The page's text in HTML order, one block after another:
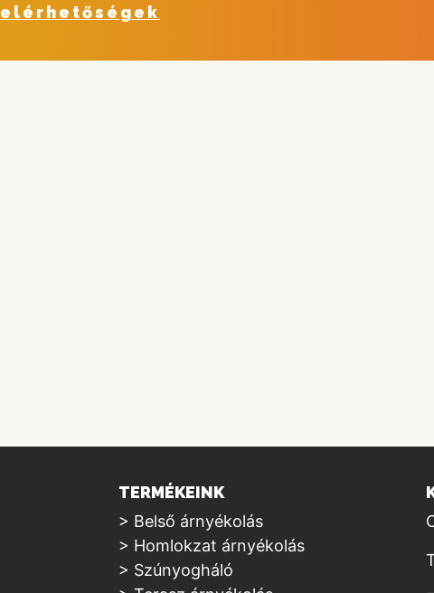
elérhetőségek
TERMÉKEINK
> Belső árnyékolás
> Homlokzat árnyékolás
> Szúnyogháló